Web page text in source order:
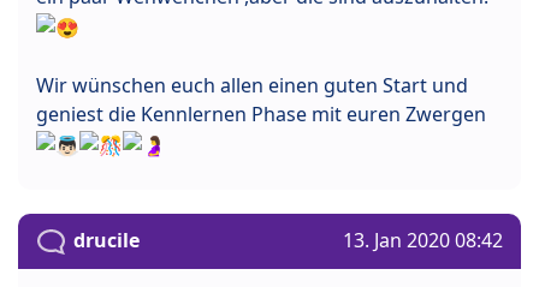
Wir wünschen euch allen einen guten Start und
geniest die Kennlernen Phase mit euren Zwergen
drucile 13. Jan 2020 08:42